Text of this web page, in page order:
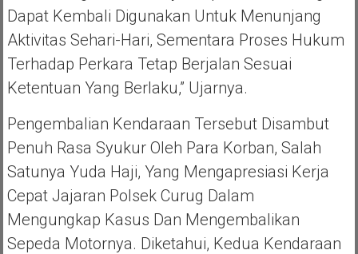
Dapat Kembali Digunakan Untuk Menunjang
Aktivitas Sehari-Hari, Sementara Proses Hukum
Terhadap Perkara Tetap Berjalan Sesuai
Ketentuan Yang Berlaku,” Ujarnya.
Pengembalian Kendaraan Tersebut Disambut
Penuh Rasa Syukur Oleh Para Korban, Salah
Satunya Yuda Haji, Yang Mengapresiasi Kerja
Cepat Jajaran Polsek Curug Dalam
Mengungkap Kasus Dan Mengembalikan
Sepeda Motornya. Diketahui, Kedua Kendaraan